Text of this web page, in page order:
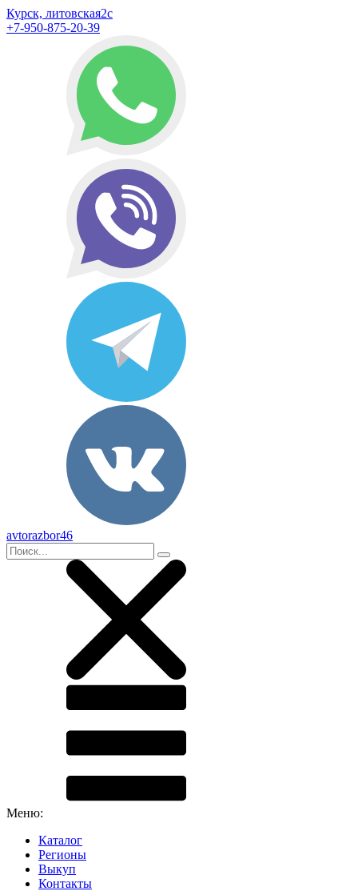
Курск, литовская2с
+7-950-875-20-39
avtorazbor46
Меню:
Каталог
Регионы
Выкуп
Контакты